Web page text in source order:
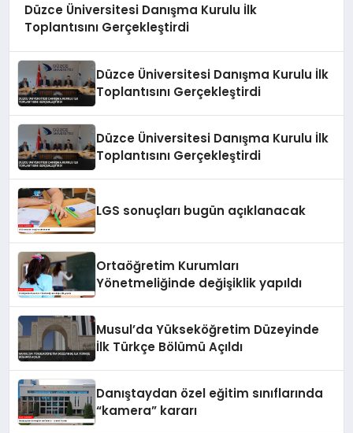
Düzce Üniversitesi Danışma Kurulu İlk
Toplantısını Gerçekleştirdi
Düzce Üniversitesi Danışma Kurulu İlk
Toplantısını Gerçekleştirdi
Düzce Üniversitesi Danışma Kurulu İlk
Toplantısını Gerçekleştirdi
LGS sonuçları bugün açıklanacak
Ortaöğretim Kurumları
Yönetmeliğinde değişiklik yapıldı
Musul’da Yükseköğretim Düzeyinde
İlk Türkçe Bölümü Açıldı
Danıştaydan özel eğitim sınıflarında
“kamera” kararı